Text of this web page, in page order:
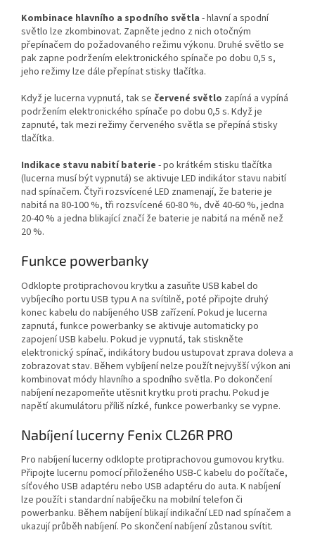
Kombinace hlavního a spodního světla - hlavní a spodní
světlo lze zkombinovat. Zapněte jedno z nich otočným
přepínačem do požadovaného režimu výkonu. Druhé světlo se
pak zapne podržením elektronického spínače po dobu 0,5 s,
jeho režimy lze dále přepínat stisky tlačítka.
Když je lucerna vypnutá, tak se červené světlo zapíná a vypíná
podržením elektronického spínače po dobu 0,5 s. Když je
zapnuté, tak mezi režimy červeného světla se přepíná stisky
tlačítka.
Indikace stavu nabití baterie - po krátkém stisku tlačítka
(lucerna musí být vypnutá) se aktivuje LED indikátor stavu nabití
nad spínačem. Čtyři rozsvícené LED znamenají, že baterie je
nabitá na 80-100 %, tři rozsvícené 60-80 %, dvě 40-60 %, jedna
20-40 % a jedna blikající značí že baterie je nabitá na méně než
20 %.
Funkce powerbanky
Odklopte protiprachovou krytku a zasuňte USB kabel do
vybíjecího portu USB typu A na svítilně, poté připojte druhý
konec kabelu do nabíjeného USB zařízení. Pokud je lucerna
zapnutá, funkce powerbanky se aktivuje automaticky po
zapojení USB kabelu. Pokud je vypnutá, tak stiskněte
elektronický spínač, indikátory budou ustupovat zprava doleva a
zobrazovat stav. Během vybíjení nelze použít nejvyšší výkon ani
kombinovat módy hlavního a spodního světla. Po dokončení
nabíjení nezapomeňte utěsnit krytku proti prachu. Pokud je
napětí akumulátoru příliš nízké, funkce powerbanky se vypne.
Nabíjení lucerny Fenix CL26R PRO
Pro nabíjení lucerny odklopte protiprachovou gumovou krytku.
Připojte lucernu pomocí přiloženého USB-C kabelu do počítače,
síťového USB adaptéru nebo USB adaptéru do auta. K nabíjení
lze použít i standardní nabíječku na mobilní telefon či
powerbanku. Během nabíjení blikají indikační LED nad spínačem a
ukazují průběh nabíjení. Po skončení nabíjení zůstanou svítit.